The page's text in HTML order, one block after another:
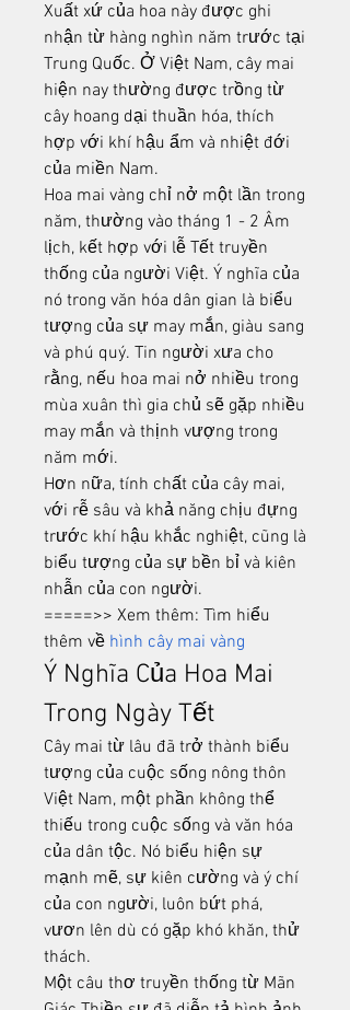
Xuất xứ của hoa này được ghi
nhận từ hàng nghìn năm trước tại
Trung Quốc. Ở Việt Nam, cây mai
hiện nay thường được trồng từ
cây hoang dại thuần hóa, thích
hợp với khí hậu ẩm và nhiệt đới
của miền Nam.
Hoa mai vàng chỉ nở một lần trong
năm, thường vào tháng 1 - 2 Âm
lịch, kết hợp với lễ Tết truyền
thống của người Việt. Ý nghĩa của
nó trong văn hóa dân gian là biểu
tượng của sự may mắn, giàu sang
và phú quý. Tin người xưa cho
rằng, nếu hoa mai nở nhiều trong
mùa xuân thì gia chủ sẽ gặp nhiều
may mắn và thịnh vượng trong
năm mới.
Hơn nữa, tính chất của cây mai,
với rễ sâu và khả năng chịu đựng
trước khí hậu khắc nghiệt, cũng là
biểu tượng của sự bền bỉ và kiên
nhẫn của con người.
=====>> Xem thêm: Tìm hiểu
thêm về hình cây mai vàng
Ý Nghĩa Của Hoa Mai
Trong Ngày Tết
Cây mai từ lâu đã trở thành biểu
tượng của cuộc sống nông thôn
Việt Nam, một phần không thể
thiếu trong cuộc sống và văn hóa
của dân tộc. Nó biểu hiện sự
mạnh mẽ, sự kiên cường và ý chí
của con người, luôn bứt phá,
vươn lên dù có gặp khó khăn, thử
thách.
Một câu thơ truyền thống từ Mãn